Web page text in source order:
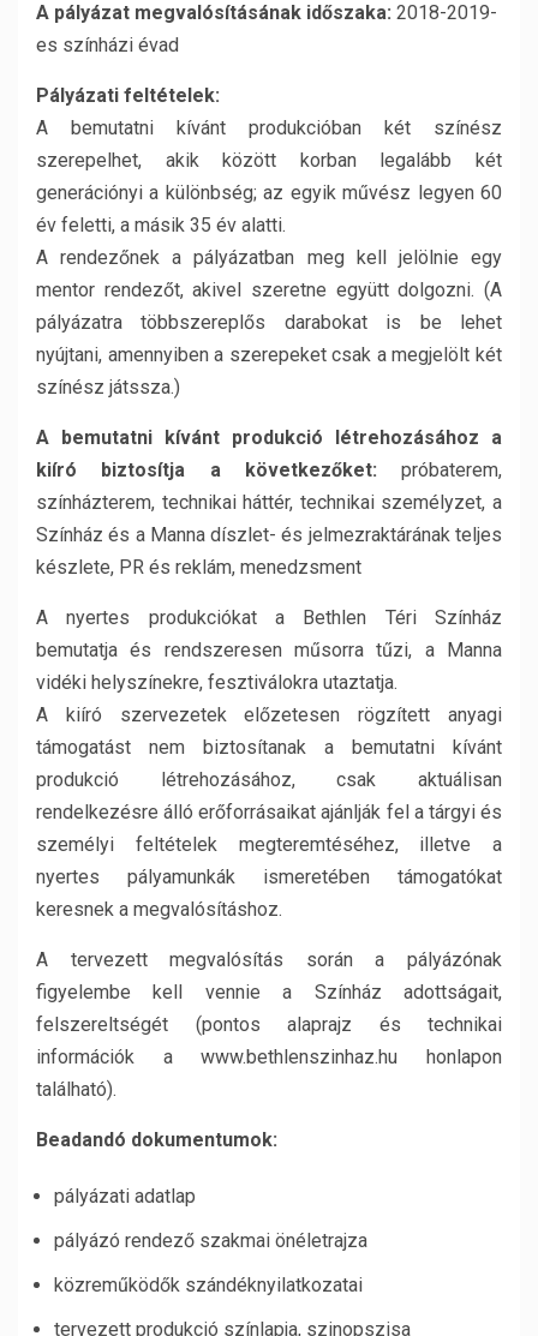
A pályázat megvalósításának időszaka: 2018-2019-
es színházi évad
Pályázati feltételek:
A bemutatni kívánt produkcióban két színész
szerepelhet, akik között korban legalább két
generációnyi a különbség; az egyik művész legyen 60
év feletti, a másik 35 év alatti.
A rendezőnek a pályázatban meg kell jelölnie egy
mentor rendezőt, akivel szeretne együtt dolgozni. (A
pályázatra többszereplős darabokat is be lehet
nyújtani, amennyiben a szerepeket csak a megjelölt két
színész játssza.)
A bemutatni kívánt produkció létrehozásához a
kiíró biztosítja a következőket: próbaterem,
színházterem, technikai háttér, technikai személyzet, a
Színház és a Manna díszlet- és jelmezraktárának teljes
készlete, PR és reklám, menedzsment
A nyertes produkciókat a Bethlen Téri Színház
bemutatja és rendszeresen műsorra tűzi, a Manna
vidéki helyszínekre, fesztiválokra utaztatja.
A kiíró szervezetek előzetesen rögzített anyagi
támogatást nem biztosítanak a bemutatni kívánt
produkció létrehozásához, csak aktuálisan
rendelkezésre álló erőforrásaikat ajánlják fel a tárgyi és
személyi feltételek megteremtéséhez, illetve a
nyertes pályamunkák ismeretében támogatókat
keresnek a megvalósításhoz.
A tervezett megvalósítás során a pályázónak
figyelembe kell vennie a Színház adottságait,
felszereltségét (pontos alaprajz és technikai
információk a www.bethlenszinhaz.hu honlapon
található).
Beadandó dokumentumok:
pályázati adatlap
pályázó rendező szakmai önéletrajza
közreműködők szándéknyilatkozatai
tervezett produkció színlapja, szinopszisa